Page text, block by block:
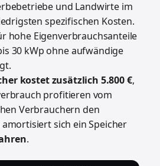
und Landwirte im
spezifischen Kosten.
hohe Eigenverbrauchsanteile
30 kWp ohne aufwändige
kostet zusätzlich 5.800 €,
profitieren vom
Verbrauchern den
amortisiert sich ein Speicher
.